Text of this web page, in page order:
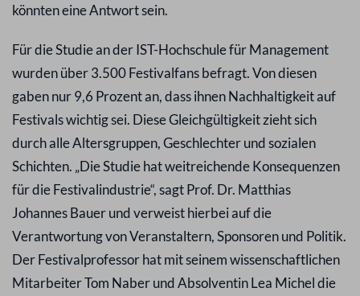
könnten eine Antwort sein.
Für die Studie an der IST-Hochschule für Management
wurden über 3.500 Festivalfans befragt. Von diesen
gaben nur 9,6 Prozent an, dass ihnen Nachhaltigkeit auf
Festivals wichtig sei. Diese Gleichgültigkeit zieht sich
durch alle Altersgruppen, Geschlechter und sozialen
Schichten. „Die Studie hat weitreichende Konsequenzen
für die Festivalindustrie“, sagt Prof. Dr. Matthias
Johannes Bauer und verweist hierbei auf die
Verantwortung von Veranstaltern, Sponsoren und Politik.
Der Festivalprofessor hat mit seinem wissenschaftlichen
Mitarbeiter Tom Naber und Absolventin Lea Michel die